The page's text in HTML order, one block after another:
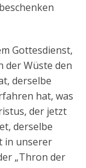
Gottesdienst,
der Wüste den
derselbe
hat, was
der jetzt
derselbe
in unserer
„Thron der